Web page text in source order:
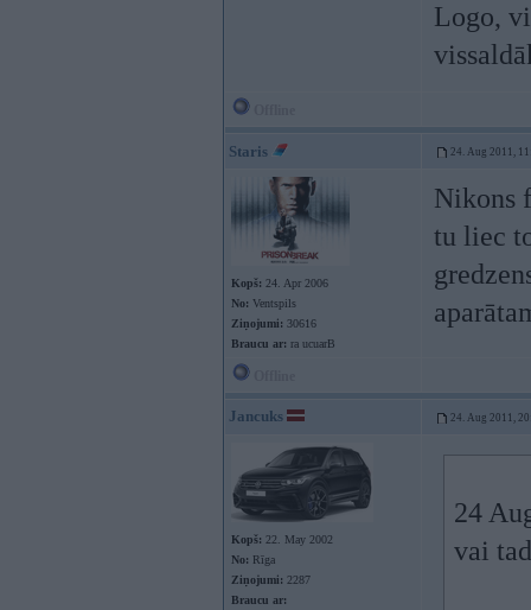
Logo,
Staris 24. Aug 2011,
Kopš: 24. Apr 2006
No: Ventspils
Ziņojumi: 30616
Braucu ar: ra ucuarB
Nikons
tu liec
Jancuks 24. Aug 2011,
Kopš: 22. May 2002
No: Rīga
Ziņojumi: 2287
Braucu ar:
24
vai